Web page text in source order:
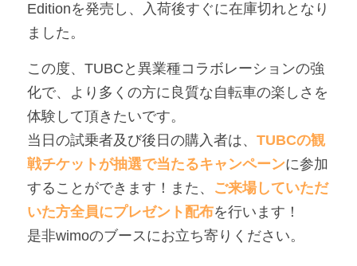
Editionを発売し、入荷後すぐに在庫切れとなり
ました。
この度、TUBCと異業種コラボレーションの強
化で、より多くの方に良質な自転車の楽しさを
体験して頂きたいです。
当日の試乗者及び後日の購入者は、 TUBCの観
戦チケットが抽選で当たるキャンペーンに参加
することができます！また、 ご来場していただ
いた方全員にプレゼント配布を行います！
是非wimoのブースにお立ち寄りください。